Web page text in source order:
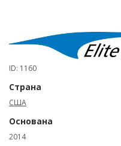
ID: 1160
Страна
США
Основана
2014